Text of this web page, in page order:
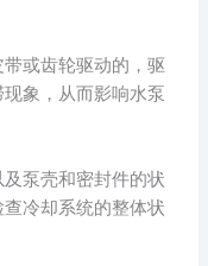
或齿轮驱动的，驱
象，从而影响水泵
泵壳和密封件的状
冷却系统的整体状